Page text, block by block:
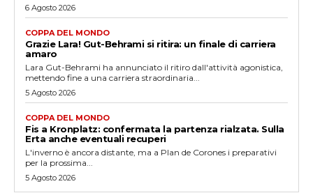
6 Agosto 2026
COPPA DEL MONDO
Grazie Lara! Gut-Behrami si ritira: un finale di carriera
amaro
Lara Gut-Behrami ha annunciato il ritiro dall'attività agonistica,
mettendo fine a una carriera straordinaria...
5 Agosto 2026
COPPA DEL MONDO
Fis a Kronplatz: confermata la partenza rialzata. Sulla
Erta anche eventuali recuperi
L'inverno è ancora distante, ma a Plan de Corones i preparativi
per la prossima...
5 Agosto 2026